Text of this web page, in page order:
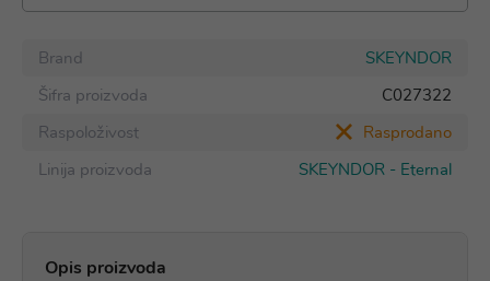
Brand
SKEYNDOR
Šifra proizvoda
C027322
Raspoloživost
Rasprodano
Linija proizvoda
SKEYNDOR - Eternal
Opis proizvoda